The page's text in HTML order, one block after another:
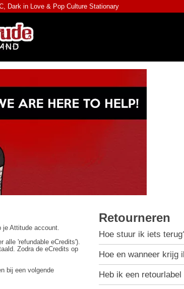
, Dark in Love & Pop Culture Stationary
je Attitude account.
alle 'refundable eCredits').
Zodra de eCredits op
bij een volgende
Retourneren
Hoe stuur ik iets
Hoe en wanneer krijg
Heb ik een retourlabel